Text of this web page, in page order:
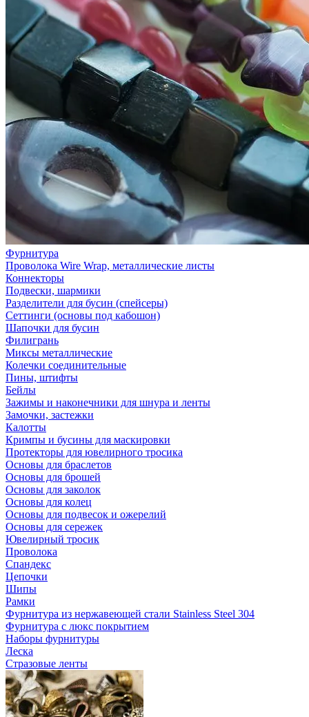
Фурнитура
Проволока Wire Wrap, металлические листы
Коннекторы
Подвески, шармики
Разделители для бусин (спейсеры)
Сеттинги (основы под кабошон)
Шапочки для бусин
Филигрань
Миксы металлические
Колечки соединительные
Пины, штифты
Бейлы
Зажимы и наконечники для шнура и ленты
Замочки, застежки
Калотты
Кримпы и бусины для маскировки
Протекторы для ювелирного тросика
Основы для браслетов
Основы для брошей
Основы для заколок
Основы для колец
Основы для подвесок и ожерелий
Основы для сережек
Ювелирный тросик
Проволока
Спандекс
Цепочки
Шипы
Рамки
Фурнитура из нержавеющей стали Stainless Steel 304
Фурнитура с люкс покрытием
Наборы фурнитуры
Леска
Стразовые ленты